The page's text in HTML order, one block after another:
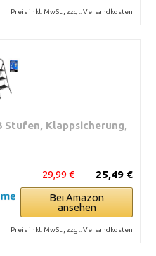
Preis inkl. MwSt., zzgl. Versandkosten
Stufen, Klappsicherung,
25,49 €
29,99 €
Bei Amazon
ansehen
Preis inkl. MwSt., zzgl. Versandkosten